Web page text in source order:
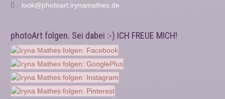
look@photoart.irynamathes.de
photoArt folgen. Sei dabei :-) ICH FREUE MICH!